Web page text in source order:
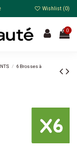
Wishlist (0)
0
6 Brosses à